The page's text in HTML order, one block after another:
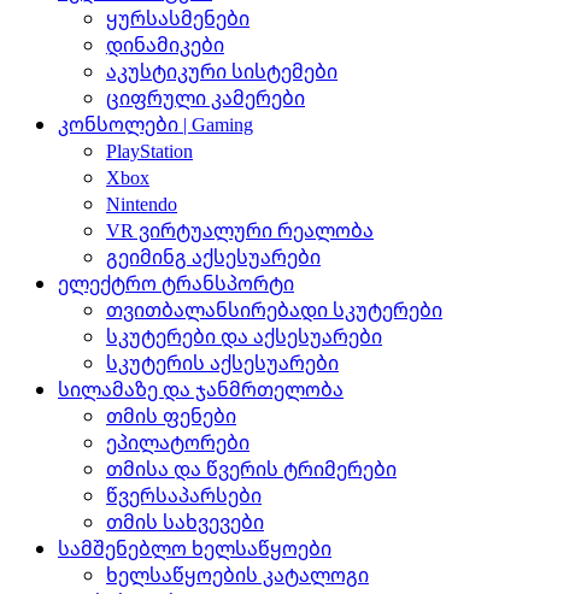
ყურსასმენები
დინამიკები
აკუსტიკური სისტემები
ციფრული კამერები
კონსოლები | Gaming
PlayStation
Xbox
Nintendo
VR ვირტუალური რეალობა
გეიმინგ აქსესუარები
ელექტრო ტრანსპორტი
თვითბალანსირებადი სკუტერები
სკუტერები და აქსესუარები
სკუტერის აქსესუარები
სილამაზე და ჯანმრთელობა
თმის ფენები
ეპილატორები
თმისა და წვერის ტრიმერები
წვერსაპარსები
თმის სახვევები
სამშენებლო ხელსაწყოები
ხელსაწყოების კატალოგი